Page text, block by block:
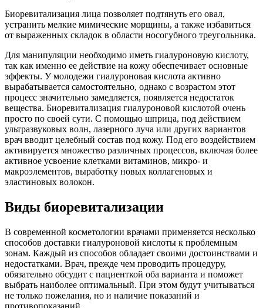
Биоревитализация лица позволяет подтянуть его овал,
устранить мелкие мимические морщины, а также избавиться
от выраженных складок в области носогубного треугольника.
Для манипуляции необходимо иметь гиалуроновую кислоту,
так как именно ее действие на кожу обеспечивает основные
эффекты. У молодежи гиалуроновая кислота активно
вырабатывается самостоятельно, однако с возрастом этот
процесс значительно замедляется, появляется недостаток
вещества. Биоревитализация гиалуроновой кислотой очень
просто по своей сути. С помощью шприца, под действием
ультразвуковых волн, лазерного луча или других вариантов
врач вводит целебный состав под кожу. Под его воздействием
активируется множество различных процессов, включая более
активное усвоение клетками витаминов, микро- и
макроэлементов, выработку новых коллагеновых и
эластиновых волокон.
Виды биоревитализации
В современной косметологии врачами применяется несколько
способов доставки гиалуроновой кислоты к проблемным
зонам. Каждый из способов обладает своими достоинствами и
недостатками. Врач, прежде чем проводить процедуру,
обязательно обсудит с пациенткой оба варианта и поможет
выбрать наиболее оптимальный. При этом будут учитываться
не только пожелания, но и наличие показаний и
противопоказаний.